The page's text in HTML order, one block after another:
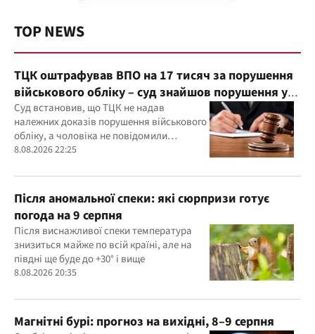
TOP NEWS
ТЦК оштрафував ВПО на 17 тисяч за порушення
військового обліку – суд знайшов порушення у
діях ТЦК
Суд встановив, що ТЦК не надав
належних доказів порушення військового
обліку, а чоловіка не повідомили
належним чином про дату та місце
8.08.2026 22:25
Після аномальної спеки: які сюрпризи готує
погода на 9 серпня
Після виснажливої спеки температура
знизиться майже по всій країні, але на
півдні ще буде до +30° і вище
8.08.2026 20:35
Магнітні бурі: прогноз на вихідні, 8–9 серпня